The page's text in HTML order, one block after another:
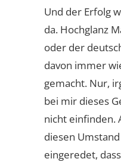
Und der Erfolg
da. Hochglanz
oder der
davon immer
gemacht. Nur,
bei mir dieses
nicht einfinden.
diesen
eingeredet,